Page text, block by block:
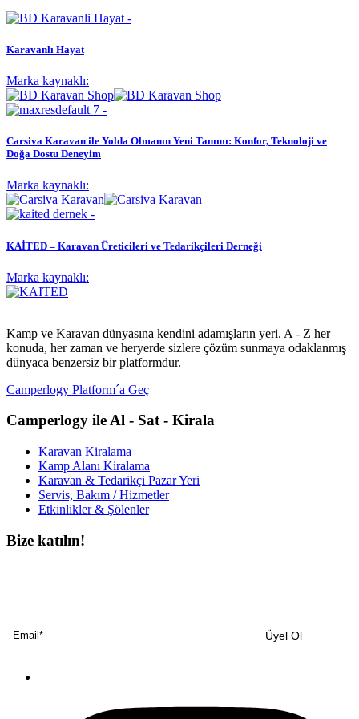
Karavanlı Hayat
Marka kaynaklı:
Carsiva Karavan ile Yolda Olmanın Yeni Tanımı: Konfor, Teknoloji ve
Doğa Dostu Deneyim
Marka kaynaklı:
KAİTED – Karavan Üreticileri ve Tedarikçileri Derneği
Marka kaynaklı:
Kamp ve Karavan dünyasına kendini adamışların yeri. A - Z her
konuda, her zaman ve heryerde sizlere çözüm sunmaya odaklanmış
dünyaca benzersiz bir platformdur.
Camperlogy Platform´a Geç
Camperlogy ile Al - Sat - Kirala
Karavan Kiralama
Kamp Alanı Kiralama
Karavan & Tedarikçi Pazar Yeri
Servis, Bakım / Hizmetler
Etkinlikler & Şölenler
Bize katılın!